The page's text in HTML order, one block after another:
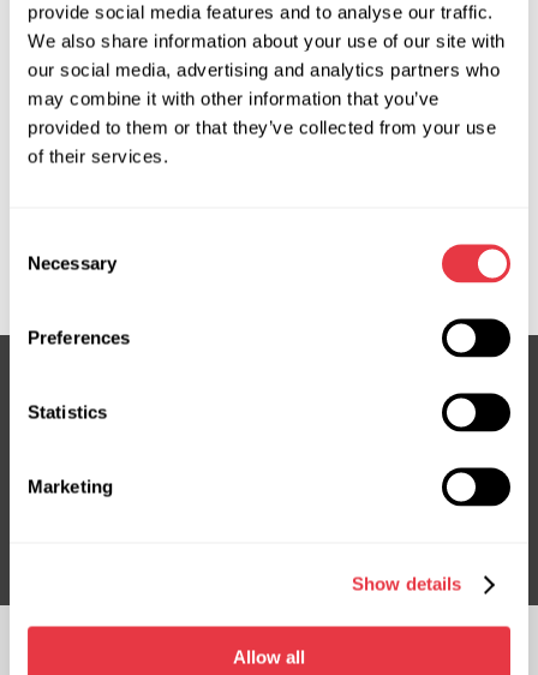
provide social media features and to analyse our traffic.
We also share information about your use of our site with
our social media, advertising and analytics partners who
may combine it with other information that you’ve
provided to them or that they’ve collected from your use
of their services.
Selection
Necessary
Preferences
Statistics
Marketing
Show details
Allow all
Запит ціни
OEM
926002035R, 926003NF0A, 926008999R, EVAC0014R,
EVAC0015R, EVAC0075R